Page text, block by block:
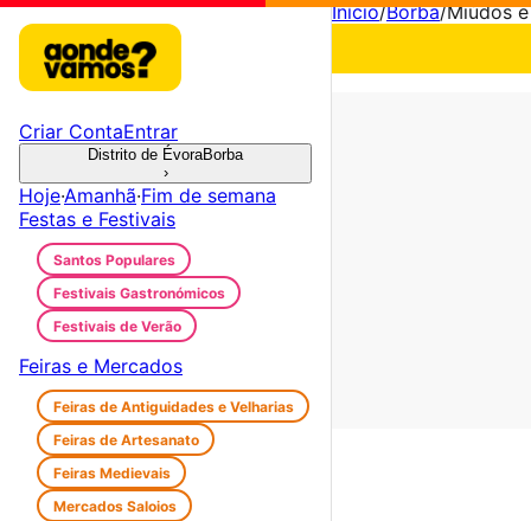
Início/Borba/Miúdos
Criar ContaEntrar
Distrito de ÉvoraBorba
›
Hoje·Amanhã·Fim de semana
Festas e Festivais
Santos Populares
Festivais Gastronómicos
Festivais de Verão
Feiras e Mercados
Feiras de Antiguidades e Velharias
Feiras de Artesanato
Feiras Medievais
Mercados Saloios